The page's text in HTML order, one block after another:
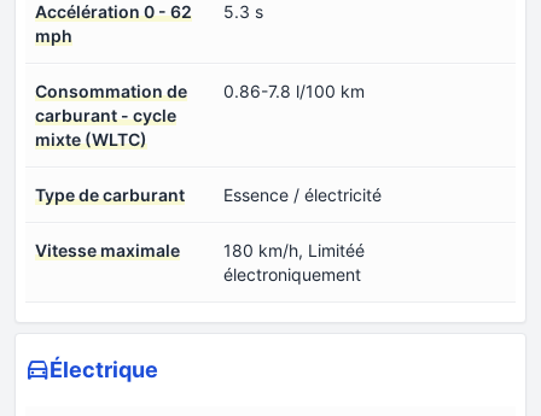
Accélération 0 - 62
mph
5.3 s
Consommation de
carburant - cycle
mixte (WLTC)
0.86-7.8 l/100 km
Type de carburant Essence / électricité
Vitesse maximale
180 km/h, Limitéé
électroniquement
Électrique